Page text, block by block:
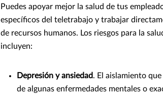
Puedes apoyar mejor la salud de tus
específicos del teletrabajo y trabajar
de recursos humanos. Los riesgos para la
incluyen:
Depresión y ansiedad. El aislamiento
de algunas enfermedades mentales o